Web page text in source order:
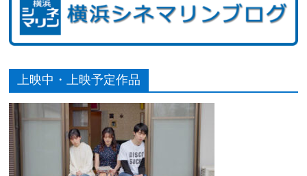
上映中・上映予定作品